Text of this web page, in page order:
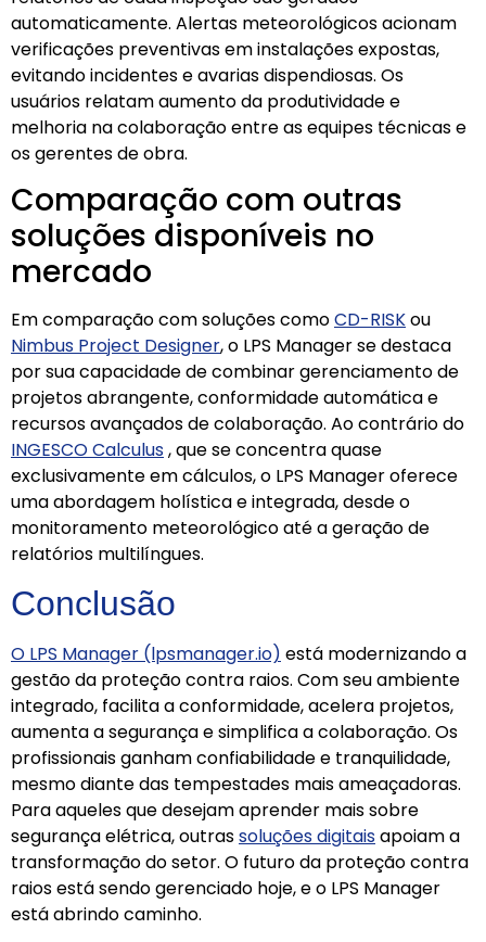
automaticamente. Alertas meteorológicos acionam
verificações preventivas em instalações expostas,
evitando incidentes e avarias dispendiosas. Os
usuários relatam aumento da produtividade e
melhoria na colaboração entre as equipes técnicas e
os gerentes de obra.
Comparação com outras
soluções disponíveis no
mercado
Em comparação com soluções comoCD-RISKou
Nimbus Project Designer, o LPS Manager se destaca
por sua capacidade de combinar gerenciamento de
projetos abrangente, conformidade automática e
recursos avançados de colaboração. Ao contrário do
INGESCO Calculus, que se concentra quase
exclusivamente em cálculos, o LPS Manager oferece
uma abordagem holística e integrada, desde o
monitoramento meteorológico até a geração de
relatórios multilíngues.
Conclusão
O LPS Manager (lpsmanager.io) está modernizando a
gestão da proteção contra raios. Com seu ambiente
integrado, facilita a conformidade, acelera projetos,
aumenta a segurança e simplifica a colaboração. Os
profissionais ganham confiabilidade e tranquilidade,
mesmo diante das tempestades mais ameaçadoras.
Para aqueles que desejam aprender mais sobre
segurança elétrica, outrassoluções digitaisapoiam a
transformação do setor. O futuro da proteção contra
raios está sendo gerenciado hoje, e o LPS Manager
está abrindo caminho.